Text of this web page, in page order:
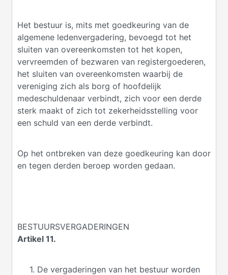
Het bestuur is, mits met goedkeuring van de
algemene ledenvergadering, bevoegd tot het
sluiten van overeenkomsten tot het kopen,
vervreemden of bezwaren van registergoederen,
het sluiten van overeenkomsten waarbij de
vereniging zich als borg of hoofdelijk
medeschuldenaar verbindt, zich voor een derde
sterk maakt of zich tot zekerheidsstelling voor
een schuld van een derde verbindt.
Op het ontbreken van deze goedkeuring kan door
en tegen derden beroep worden gedaan.
BESTUURSVERGADERINGEN
Artikel 11.
1. De vergaderingen van het bestuur worden